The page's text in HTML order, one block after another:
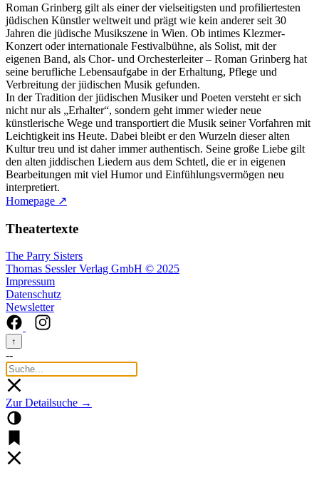
Roman Grinberg gilt als einer der vielseitigsten und profiliertesten
jüdischen Künstler weltweit und prägt wie kein anderer seit 30
Jahren die jüdische Musikszene in Wien. Ob intimes Klezmer-
Konzert oder internationale Festivalbühne, als Solist, mit der
eigenen Band, als Chor- und Orchesterleiter – Roman Grinberg hat
seine berufliche Lebensaufgabe in der Erhaltung, Pflege und
Verbreitung der jüdischen Musik gefunden.
In der Tradition der jüdischen Musiker und Poeten versteht er sich
nicht nur als „Erhalter“, sondern geht immer wieder neue
künstlerische Wege und transportiert die Musik seiner Vorfahren mit
Leichtigkeit ins Heute. Dabei bleibt er den Wurzeln dieser alten
Kultur treu und ist daher immer authentisch. Seine große Liebe gilt
den alten jiddischen Liedern aus dem Schtetl, die er in eigenen
Bearbeitungen mit viel Humor und Einfühlungsvermögen neu
interpretiert.
Homepage ↗
Theatertexte
The Parry Sisters
Thomas Sessler Verlag GmbH © 2025
Impressum
Datenschutz
Newsletter
↑
--
Zur Detailsuche →